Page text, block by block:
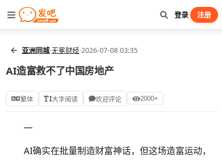
登录 注册
亚洲同城·无冕财经·2026-07-08 03:35
AI造富救不了中国房地产
繁体 大字阅读 欢迎评论 2000+
一
AI确实在批量制造财富神话，但这场造富运动，